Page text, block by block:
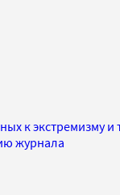
к экстремизму
журнала